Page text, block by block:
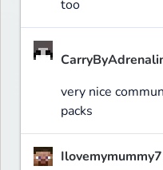
too
very nice
packs